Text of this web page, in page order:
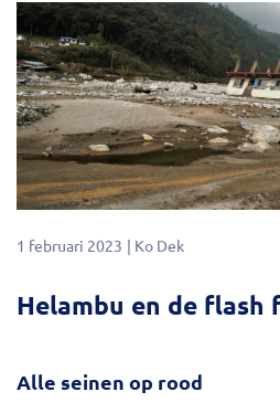
1 februari 2023 Ko Dek
Helambu en de flash
Alle seinen op rood